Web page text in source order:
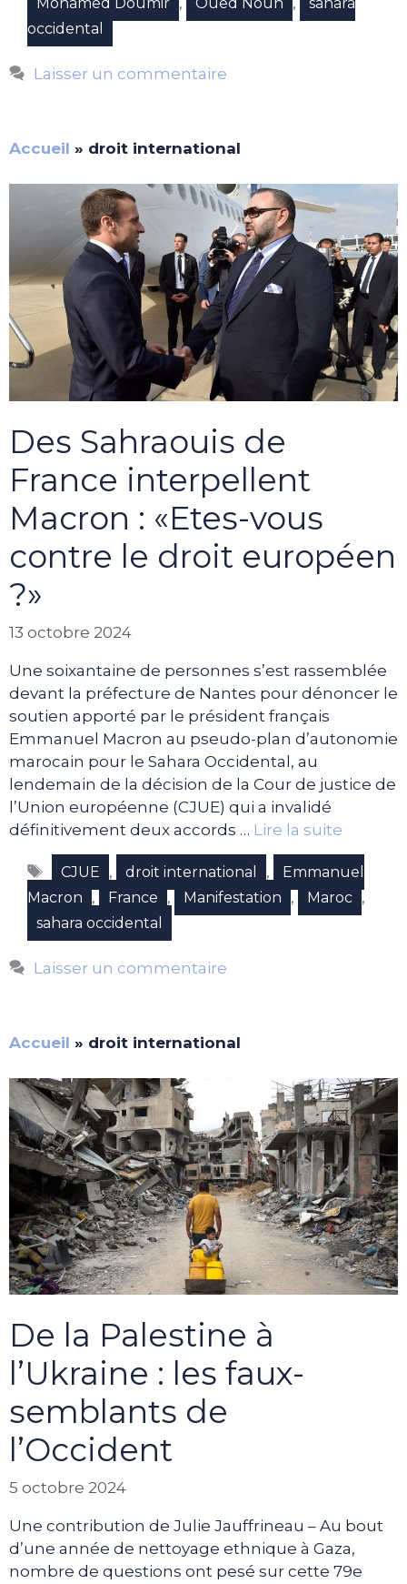
occidental
Laisser un commentaire
Accueil » droit international
Des Sahraouis de
France interpellent
Macron : «Etes-vous
contre le droit européen
?»
13 octobre 2024
Une soixantaine de personnes s’est rassemblée
devant la préfecture de Nantes pour dénoncer le
soutien apporté par le président français
Emmanuel Macron au pseudo-plan d’autonomie
marocain pour le Sahara Occidental, au
lendemain de la décision de la Cour de justice de
l’Union européenne (CJUE) qui a invalidé
définitivement deux accords … Lire la suite
Étiquettes
CJUE , droit international ,
Emmanuel
Macron
, France , Manifestation , Maroc ,
sahara occidental
Laisser un commentaire
Accueil » droit international
De la Palestine à
l’Ukraine : les faux-
semblants de
l’Occident
5 octobre 2024
Une contribution de Julie Jauffrineau – Au bout
d’une année de nettoyage ethnique à Gaza,
nombre de questions ont pesé sur cette 79e